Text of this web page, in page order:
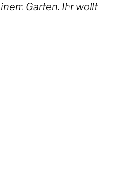
Garten. Ihr wollt